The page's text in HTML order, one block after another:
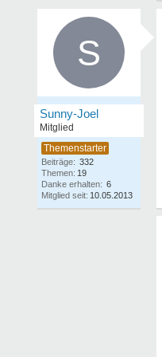
S
Sunny-Joel
Mitglied
Beiträge: 332
Themen: 19
Danke erhalten: 6
Mitglied seit: 10.05.2013